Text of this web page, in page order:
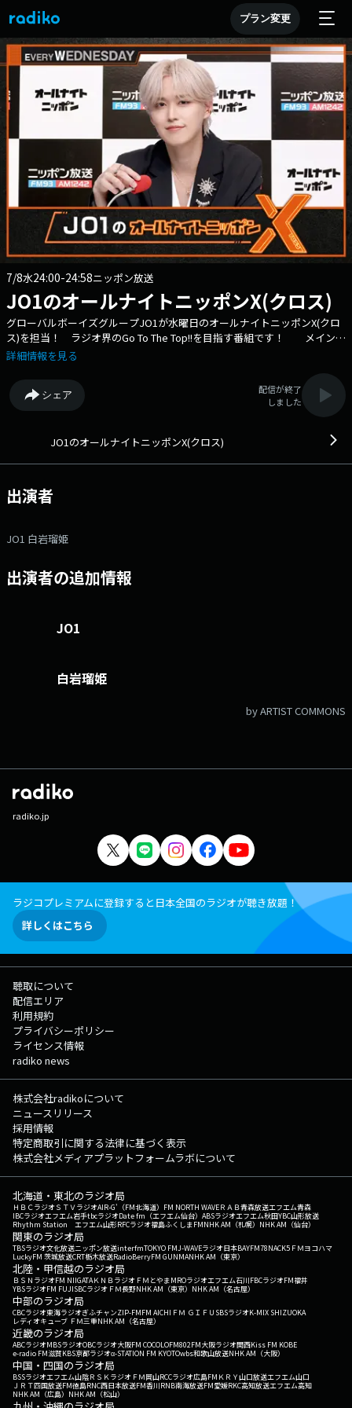
プラン変更
7/8水24:00-24:58ニッポン放送
JO1のオールナイトニッポンX(クロス)
グローバルボーイズグループJO1が水曜日のオールナイトニッポンX(クロ
ス)を担当！ ラジオ界のGo To The Top!!を目指す番組です！ メインパ
ーソナリティは白岩瑠姫！ 一人で放送するときもあれば、JO1メンバー
非お聴きください！メールアドレス： jo1@allnightnippon.com 番組
ホームページはこちら twitterハッシュタグは「#JO1ANNX」twitterア
カウントは「@JO1_ANNX」
詳細情報を見る
シェア
配信が終了
しました
JO1のオールナイトニッポンX(クロス)
出演者
JO1 白岩瑠姫
出演者の追加情報
JO1
白岩瑠姫
by ARTIST COMMONS
radiko.jp
ラジコプレミアムに登録すると日本全国のラジオが聴き放題！
詳しくはこちら
聴取について
配信エリア
利用規約
プライバシーポリシー
ライセンス情報
radiko news
株式会社radikoについて
ニュースリリース
採用情報
特定商取引に関する法律に基づく表示
株式会社メディアプラットフォームラボについて
北海道・東北のラジオ局
ＨＢＣラジオＳＴＶラジオAIR-G'（FM北海道） FM NORTH WAVEＲＡＢ青森放送エフエム青森
IBCラジオエフエム岩手tbcラジオDate fm（エフエム仙台） ABSラジオエフエム秋田YBC山形放送
Rhythm Station エフエム山形RFCラジオ福島ふくしまFMNHK AM（札幌） NHK AM（仙台）
関東のラジオ局
TBSラジオ文化放送ニッポン放送interfmTOKYO FMJ-WAVEラジオ日本BAYFM78NACK5 ＦＭヨコハマ
LuckyFM 茨城放送CRT栃木放送RadioBerryFM GUNMANHK AM（東京）
北陸・甲信越のラジオ局
ＢＳＮラジオFM NIIGATAＫＮＢラジオ ＦＭとやまMROラジオエフエム石川FBCラジオFM福井
YBSラジオFM FUJISBCラジオ ＦＭ長野NHK AM（東京） NHK AM（名古屋）
中部のラジオ局
CBCラジオ東海ラジオぎふチャンZIP-FMFM AICHI ＦＭ ＧＩＦＵ SBSラジオK-MIX SHIZUOKA
レディオキューブ ＦＭ三重NHK AM（名古屋）
近畿のラジオ局
ABCラジオMBSラジオOBCラジオ大阪FM COCOLOFM802FM大阪ラジオ関西Kiss FM KOBE
e-radio FM滋賀KBS京都ラジオα-STATION FM KYOTOwbs和歌山放送NHK AM（大阪）
中国・四国のラジオ局
BSSラジオエフエム山陰ＲＳＫラジオ ＦＭ岡山RCCラジオ広島FM ＫＲＹ山口放送エフエム山口
ＪＲＴ四国放送FM徳島RNC西日本放送FM香川RNB南海放送FM愛媛RKC高知放送エフエム高知
NHK AM（広島） NHK AM（松山）